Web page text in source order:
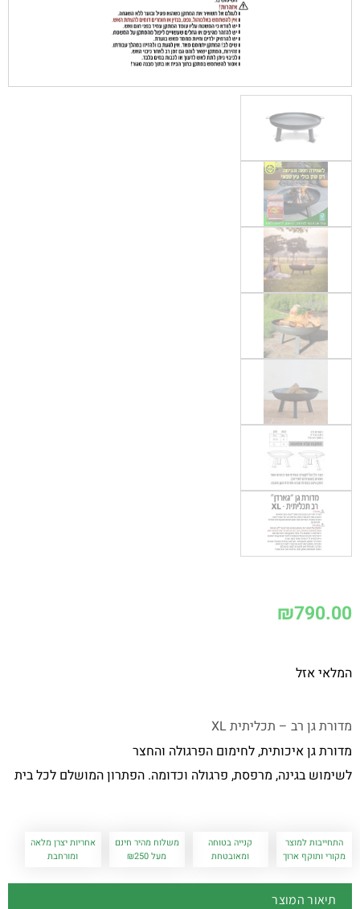
₪790.00
המלאי אזל
מדורת גן רב – תכליתית XL
מדורת גן איכותית, לחימום הפרגולה והחצר
לשימוש בגינה, מרפסת, פרגולה וכדומה. הפתרון המושלם לכל בית
התחייבות למוצר
מקורי ותוקף ארוך
קנייה בטוחה
ומאובטחת
משלוח מהיר חינם
מעל ₪250
אחריות יצרן מלאה
ומורחבת
תיאור המוצר